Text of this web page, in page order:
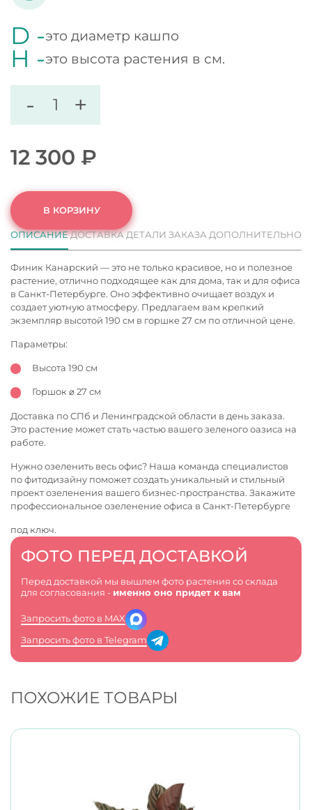
D -это диаметр кашпо
H -это высота растения в см.
- +
12 300 ₽
В КОРЗИНУ
ФОТО ПЕРЕД ДОСТАВКОЙ
Перед доставкой мы вышлем фото растения со склада
для согласования - именно оно придет к вам
Запросить фото в MAX
Запросить фото в Telegram
ОПИСАНИЕДОСТАВКАДЕТАЛИ ЗАКАЗА ДОПОЛНИТЕЛЬНО
Финик Канарский — это не только красивое, но и полезное
растение, отлично подходящее как для дома, так и для офиса
в Санкт-Петербурге. Оно эффективно очищает воздух и
создает уютную атмосферу. Предлагаем вам крепкий
экземпляр высотой 190 см в горшке 27 см по отличной цене.
Параметры:
Высота 190 см
Горшок ⌀ 27 см
Доставка по СПб и Ленинградской области в день заказа.
Это растение может стать частью вашего зеленого оазиса на
работе.
Нужно озеленить весь офис? Наша команда специалистов
по фитодизайну поможет создать уникальный и стильный
проект озеленения вашего бизнес-пространства. Закажите
профессиональноеозеленение офиса в Санкт-Петербурге
под ключ.
ПОХОЖИЕ ТОВАРЫ